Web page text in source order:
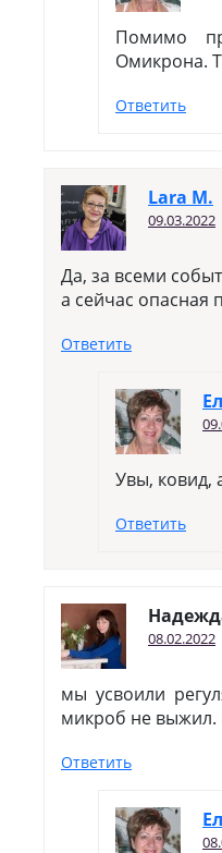
Помимо
Омикрона.
Ответить
Lara M.
09.03.2022
Да, за всеми
а сейчас опасная
Ответить
Увы, ковид,
Ответить
08.02.2022
мы усвоили
микроб не выжил.
Ответить